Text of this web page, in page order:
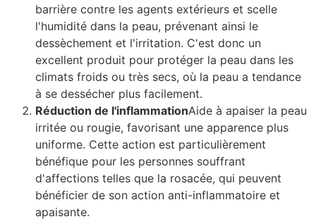
barrière contre les agents extérieurs et scelle
l'humidité dans la peau, prévenant ainsi le
dessèchement et l'irritation. C'est donc un
excellent produit pour protéger la peau dans les
climats froids ou très secs, où la peau a tendance
à se dessécher plus facilement.
Réduction de l'inflammationAide à apaiser la peau
irritée ou rougie, favorisant une apparence plus
uniforme. Cette action est particulièrement
bénéfique pour les personnes souffrant
d'affections telles que la rosacée, qui peuvent
bénéficier de son action anti-inflammatoire et
apaisante.